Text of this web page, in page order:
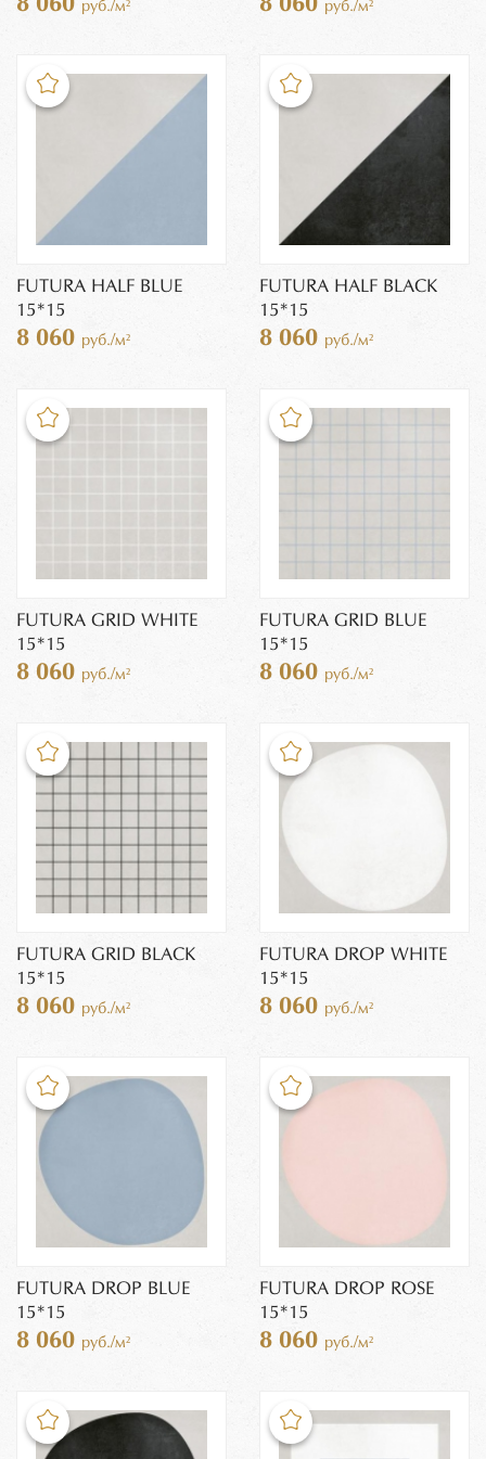
руб./м² руб./м²
FUTURA HALF BLUE
15*15
8 060 руб./м²
FUTURA HALF BLACK
15*15
8 060 руб./м²
FUTURA GRID WHITE
15*15
8 060 руб./м²
FUTURA GRID BLUE
15*15
8 060 руб./м²
FUTURA GRID BLACK
15*15
8 060 руб./м²
FUTURA DROP WHITE
15*15
8 060 руб./м²
FUTURA DROP BLUE
15*15
8 060 руб./м²
FUTURA DROP ROSE
15*15
8 060 руб./м²